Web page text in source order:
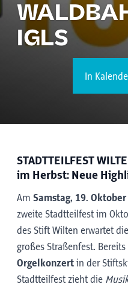
IGLS
In
STADTTEILFEST
im Herbst: Neue
Am Samstag, 19.
zweite Stadtteilfest im
des Stift Wilten erwartet
großes Straßenfest.
Orgelkonzert in der
Stadtteilfest zieht die